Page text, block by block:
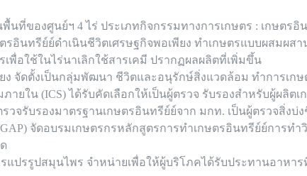
ของศูนย์ฯ 4 ไร่ ประเภทกิจกรรมทางการเกษตร : เกษตรอิ
รอินทรีย์ย์ดำเนินชีวิตเศรษฐกิจพอเพียง ทำเกษตรแบบผสมผส
อใช้ในไร่นาเลิกใช้สารเคมี ปรากฏผลผลิตที่เพิ่มขึ้น
จัดตั้งเป็นกลุ่มพัฒนา ชีวิตและอนุรักษ์สิ่งแวดล้อม ทำการเกษ
ยใน (ICS) ได้รับคัดเลือกให้เป็นผู้ตรวจ รับรองสำหรับผู้ผลิตเ
วจรับรองมาตรฐานเกษตรอินทรีย์ย์จาก มกท. เป็นผู้ตรวจสิ่งบ่
จัดอบรมเกษตรกรหลักสูตรการทำเกษตรอินทรีย์ย์การท
รรูปสมุนไพร จำหน่ายเพื่อให้ผู้บริโภคได้รับประทานอาหาร